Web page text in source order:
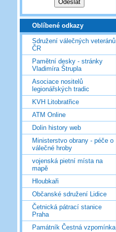
Oblíbené odkazy
Sdružení válečných veteránů
ČR
Pamětní desky - stránky
Vladimíra Štrupla
Asociace nositelů
legionářských tradic
KVH Litobratřice
ATM Online
Dolin history web
Ministerstvo obrany - péče o
válečné hroby
vojenská pietní místa na
mapě
Hloubkaři
Občanské sdružení Lidice
Četnická pátrací stanice
Praha
Památník Čestná vzpomínka